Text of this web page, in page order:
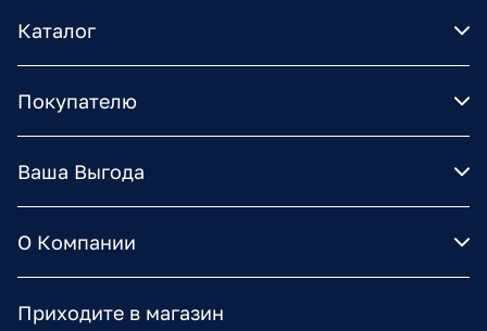
Каталог
Покупателю
Ваша Выгода
О Компании
Приходите в магазин